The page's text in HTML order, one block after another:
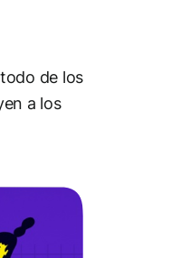
de los
a los